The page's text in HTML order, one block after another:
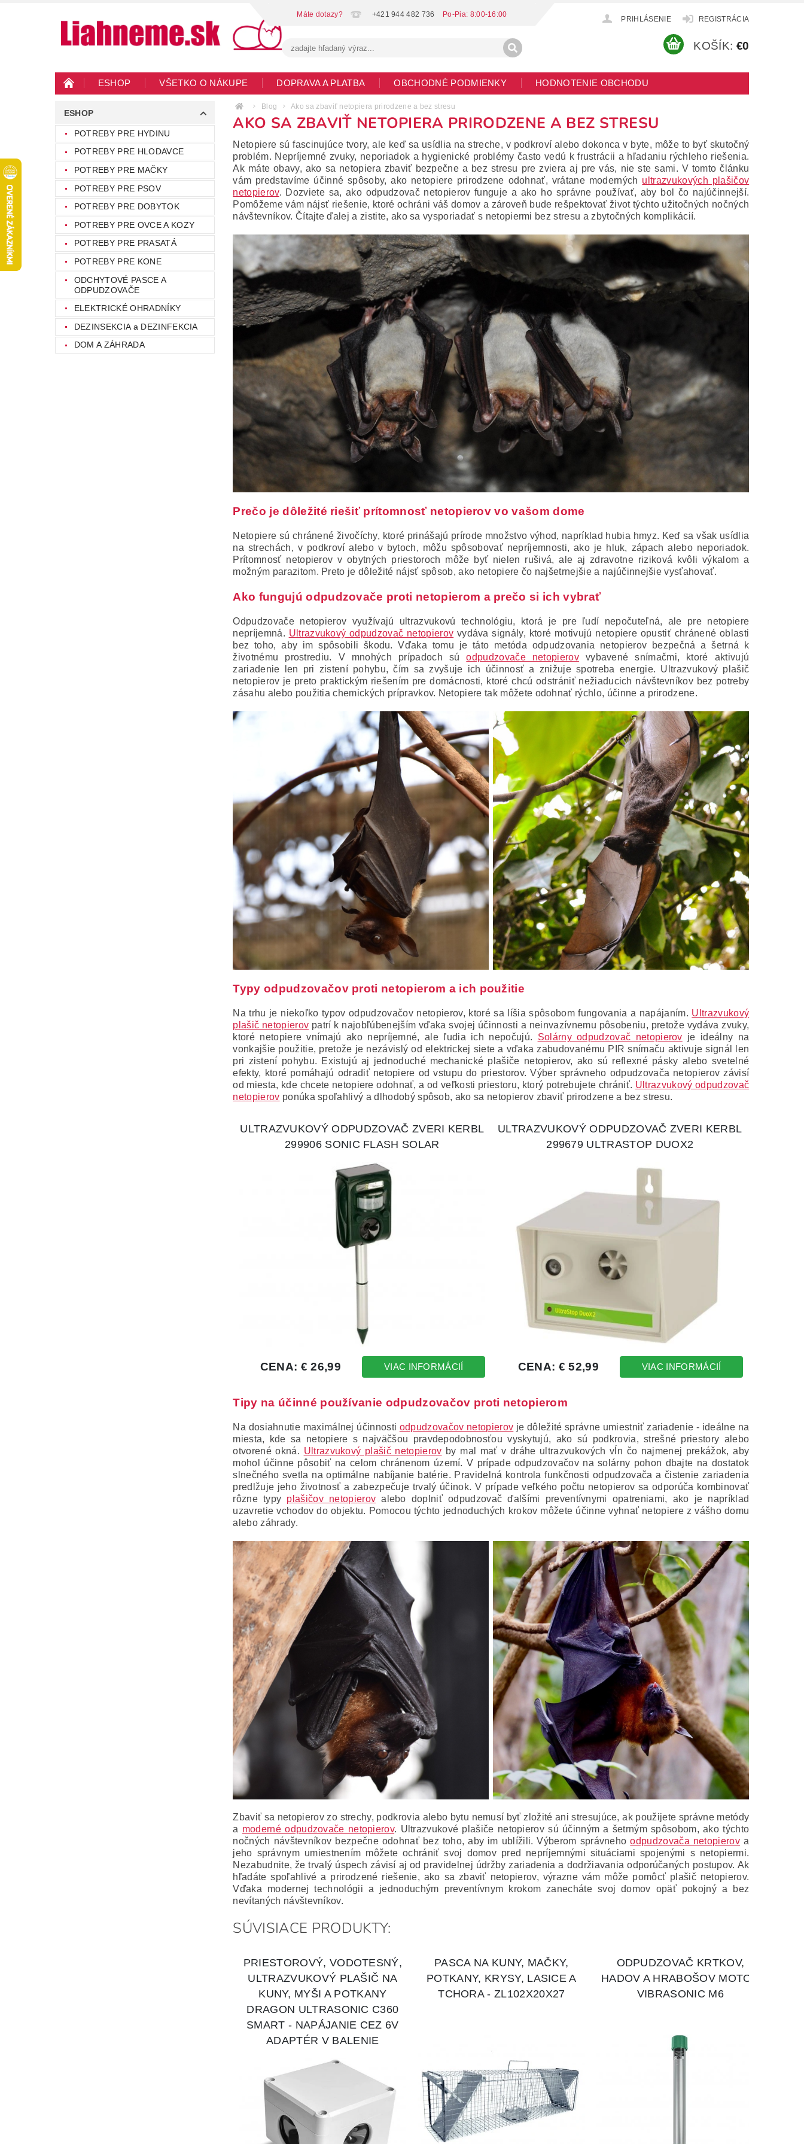
+421 944 482 736
PRIHLÁSENIE REGISTRÁCIA
KOŠÍK: €0
ESHOP VŠETKO O NÁKUPE DOPRAVA A PLATBA OBCHODNÉ PODMIENKY HODNOTENIE OBCHODU
BLOG MOJA OBJEDNÁVKA
ESHOP
POTREBY PRE HYDINU
POTREBY PRE HLODAVCE
POTREBY PRE MAČKY
POTREBY PRE PSOV
POTREBY PRE DOBYTOK
POTREBY PRE OVCE A KOZY
POTREBY PRE PRASATÁ
POTREBY PRE KONE
ODCHYTOVÉ PASCE A
ODPUDZOVAČE
ELEKTRICKÉ OHRADNÍKY
DEZINSEKCIA a DEZINFEKCIA
DOM A ZÁHRADA
Blog Ako sa zbaviť netopiera prirodzene a bez stresu
AKO SA ZBAVIŤ NETOPIERA PRIRODZENE A BEZ STRESU
Netopiere sú fascinujúce tvory, ale keď sa usídlia na streche, v podkroví alebo dokonca v byte, môže to byť skutočný
problém. Nepríjemné zvuky, neporiadok a hygienické problémy často vedú k frustrácii a hľadaniu rýchleho riešenia.
Ak máte obavy, ako sa netopiera zbaviť bezpečne a bez stresu pre zviera aj pre vás, nie ste sami. V tomto článku
vám predstavíme účinné spôsoby, ako netopiere prirodzene odohnať, vrátane moderných ultrazvukových plašičov
netopierov. Dozviete sa, ako odpudzovač netopierov funguje a ako ho správne používať, aby bol čo najúčinnejší.
Pomôžeme vám nájsť riešenie, ktoré ochráni váš domov a zároveň bude rešpektovať život týchto užitočných nočných
návštevníkov. Čítajte ďalej a zistite, ako sa vysporiadať s netopiermi bez stresu a zbytočných komplikácií.
Prečo je dôležité riešiť prítomnosť netopierov vo vašom dome
Netopiere sú chránené živočíchy, ktoré prinášajú prírode množstvo výhod, napríklad hubia hmyz. Keď sa však usídlia
na strechách, v podkroví alebo v bytoch, môžu spôsobovať nepríjemnosti, ako je hluk, zápach alebo neporiadok.
Prítomnosť netopierov v obytných priestoroch môže byť nielen rušivá, ale aj zdravotne riziková kvôli výkalom a
možným parazitom. Preto je dôležité nájsť spôsob, ako netopiere čo najšetrnejšie a najúčinnejšie vysťahovať.
Ako fungujú odpudzovače proti netopierom a prečo si ich vybrať
Odpudzovače netopierov využívajú ultrazvukovú technológiu, ktorá je pre ľudí nepočuteľná, ale pre netopiere
nepríjemná. Ultrazvukový odpudzovač netopierov vydáva signály, ktoré motivujú netopiere opustiť chránené oblasti
bez toho, aby im spôsobili škodu. Vďaka tomu je táto metóda odpudzovania netopierov bezpečná a šetrná k
životnému prostrediu. V mnohých prípadoch súodpudzovače netopierovvybavené snímačmi, ktoré aktivujú
zariadenie len pri zistení pohybu, čím sa zvyšuje ich účinnosť a znižuje spotreba energie. Ultrazvukový plašič
netopierov je preto praktickým riešením pre domácnosti, ktoré chcú odstrániť nežiaducich návštevníkov bez potreby
zásahu alebo použitia chemických prípravkov. Netopiere tak môžete odohnať rýchlo, účinne a prirodzene.
Typy odpudzovačov proti netopierom a ich použitie
Na trhu je niekoľko typov odpudzovačov netopierov, ktoré sa líšia spôsobom fungovania a napájaním. Ultrazvukový
plašič netopierov patrí k najobľúbenejším vďaka svojej účinnosti a neinvazívnemu pôsobeniu, pretože vydáva zvuky,
ktoré netopiere vnímajú ako nepríjemné, ale ľudia ich nepočujú. Solárny odpudzovač netopierov je ideálny na
vonkajšie použitie, pretože je nezávislý od elektrickej siete a vďaka zabudovanému PIR snímaču aktivuje signál len
pri zistení pohybu. Existujú aj jednoduché mechanické plašiče netopierov, ako sú reflexné pásky alebo svetelné
efekty, ktoré pomáhajú odradiť netopiere od vstupu do priestorov. Výber správneho odpudzovača netopierov závisí
od miesta, kde chcete netopiere odohnať, a od veľkosti priestoru, ktorý potrebujete chrániť. Ultrazvukový odpudzovač
netopierov ponúka spoľahlivý a dlhodobý spôsob, ako sa netopierov zbaviť prirodzene a bez stresu.
Tipy na účinné používanie odpudzovačov proti netopierom
Na dosiahnutie maximálnej účinnosti odpudzovačov netopierov je dôležité správne umiestniť zariadenie - ideálne na
miesta, kde sa netopiere s najväčšou pravdepodobnosťou vyskytujú, ako sú podkrovia, strešné priestory alebo
otvorené okná. Ultrazvukový plašič netopierov by mal mať v dráhe ultrazvukových vĺn čo najmenej prekážok, aby
mohol účinne pôsobiť na celom chránenom území. V prípade odpudzovačov na solárny pohon dbajte na dostatok
slnečného svetla na optimálne nabíjanie batérie. Pravidelná kontrola funkčnosti odpudzovača a čistenie zariadenia
predlžuje jeho životnosť a zabezpečuje trvalý účinok. V prípade veľkého počtu netopierov sa odporúča kombinovať
rôzne typy plašičov netopierov alebo doplniť odpudzovač ďalšími preventívnymi opatreniami, ako je napríklad
uzavretie vchodov do objektu. Pomocou týchto jednoduchých krokov môžete účinne vyhnať netopiere z vášho domu
alebo záhrady.
Zbaviť sa netopierov zo strechy, podkrovia alebo bytu nemusí byť zložité ani stresujúce, ak použijete správne metódy
a moderné odpudzovače netopierov. Ultrazvukové plašiče netopierov sú účinným a šetrným spôsobom, ako týchto
nočných návštevníkov bezpečne odohnať bez toho, aby im ublížili. Výberom správnehoodpudzovača netopierova
jeho správnym umiestnením môžete ochrániť svoj domov pred nepríjemnými situáciami spojenými s netopiermi.
Nezabudnite, že trvalý úspech závisí aj od pravidelnej údržby zariadenia a dodržiavania odporúčaných postupov. Ak
hľadáte spoľahlivé a prirodzené riešenie, ako sa zbaviť netopierov, výrazne vám môže pomôcť plašič netopierov.
Vďaka modernej technológii a jednoduchým preventívnym krokom zanecháte svoj domov opäť pokojný a bez
nevítaných návštevníkov.
SÚVISIACE PRODUKTY: